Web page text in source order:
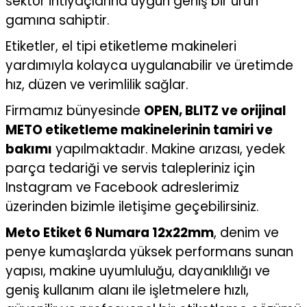
gamına sahiptir.
Etiketler, el tipi etiketleme makineleri
yardımıyla kolayca uygulanabilir ve üretimde
hız, düzen ve verimlilik sağlar.
Firmamız bünyesinde OPEN, BLITZ ve orijinal
METO etiketleme makinelerinin tamiri ve
bakımı yapılmaktadır. Makine arızası, yedek
parça tedariği ve servis talepleriniz için
Instagram ve Facebook adreslerimiz
üzerinden bizimle iletişime geçebilirsiniz.
Meto Etiket 6 Numara 12x22mm, denim ve
penye kumaşlarda yüksek performans sunan
yapısı, makine uyumluluğu, dayanıklılığı ve
geniş kullanım alanı ile işletmelere hızlı,